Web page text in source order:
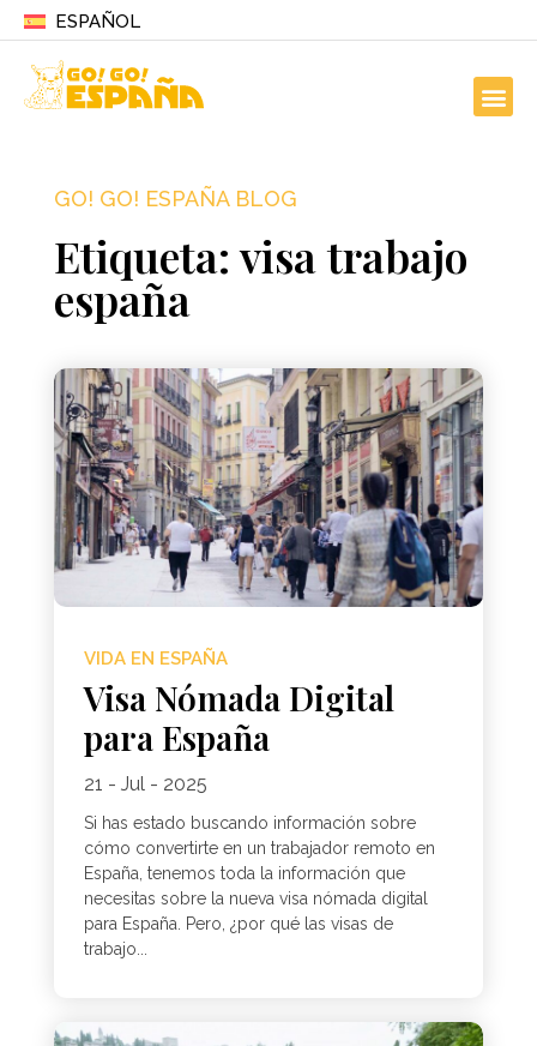
ESPAÑOL
GO! GO! ESPAÑA BLOG
Etiqueta: visa trabajo
españa
VIDA EN ESPAÑA
Visa Nómada Digital
para España
21 - Jul - 2025
Si has estado buscando información sobre
cómo convertirte en un trabajador remoto en
España, tenemos toda la información que
necesitas sobre la nueva visa nómada digital
para España. Pero, ¿por qué las visas de
trabajo...